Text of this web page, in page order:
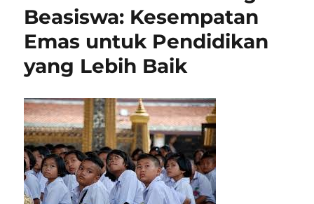
Beasiswa: Kesempatan
Emas untuk Pendidikan
yang Lebih Baik